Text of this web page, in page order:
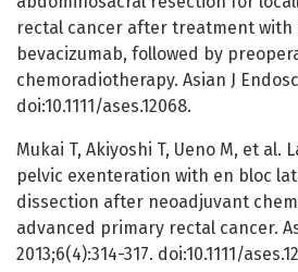
rectal cancer after treatment with
bevacizumab, followed by
chemoradiotherapy. Asian J
doi:10.1111/ases.12068.
Mukai T, Akiyoshi T, Ueno M, et al.
pelvic exenteration with en bloc
dissection after neoadjuvant
advanced primary rectal cancer.
2013;6(4):314-317. doi:10.1111/